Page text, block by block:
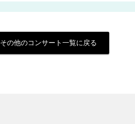
その他のコンサート一覧に戻る